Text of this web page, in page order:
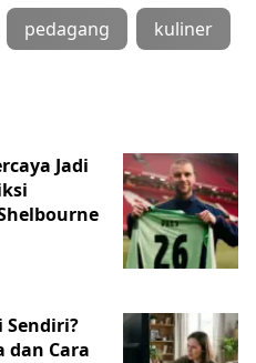
pedagang kuliner
Jadi
Sendiri?
dan Cara